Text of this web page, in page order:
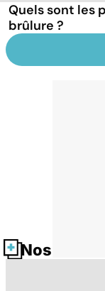
Quels sont les
brûlure ?
Nos fiches